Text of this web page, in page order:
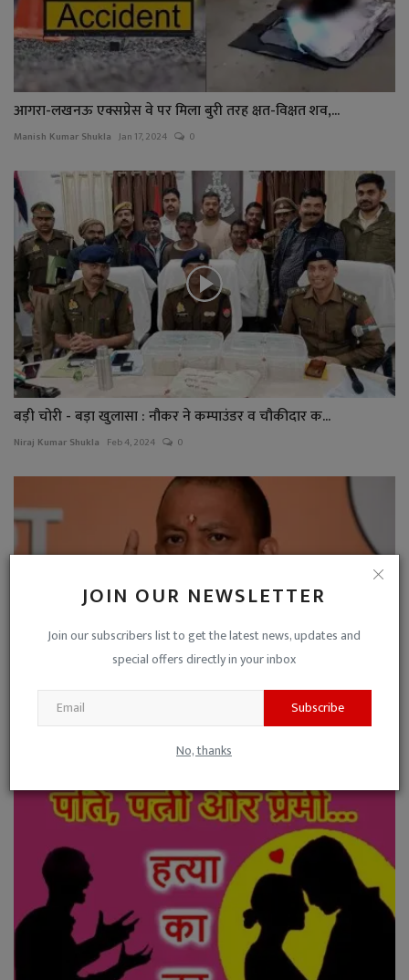
JOIN OUR NEWSLETTER
Join our subscribers list to get the latest news, updates and
special offers directly in your inbox
Subscribe
No, thanks
आगरा-लखनऊ एक्सप्रेस वे पर मिला बुरी तरह क्षत-विक्षत शव,...
Manish Kumar Shukla Jan 17, 2024 0
बड़ी चोरी - बड़ा खुलासा : नौकर ने कम्पाउंडर व चौकीदार क...
Niraj Kumar Shukla Feb 4, 2024 0
गणतंत्र दिवस उत्सव पर न पड़े खलल मुख्य मंत्री के सख्त नि...
0